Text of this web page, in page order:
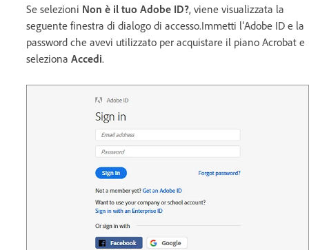
Se selezioni Non è il tuo Adobe ID?, viene visualizzata la
seguente finestra di dialogo di accesso.Immetti l’Adobe ID e la
password che avevi utilizzato per acquistare il piano Acrobat e
seleziona Accedi.